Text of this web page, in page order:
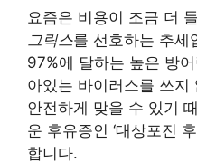
요즘은 비용이 조금 더
그릭스를 선호하는 추세
97%에 달하는 높은 방
아있는 바이러스를 쓰지
안전하게 맞을 수 있기
운 후유증인 ‘대상포진
합니다.